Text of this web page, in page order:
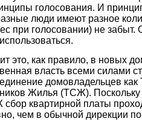
голосования. И
люди имеют разное
при голосовании) не забыт.
это, как правило, в новых
власть всеми силами
домовладельцев
Жилья (ТСЖ). Поскольку
квартирной платы
чем в обычной дирекции по